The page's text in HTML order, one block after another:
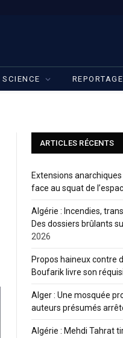
SCIENCE
ARTICLES RÉCENTS
Extensions
face au squat de
Algérie : Incendies,
Des dossiers brûlants
2026
Propos haineux contre
Boufarik livre son
Alger : Une mosquée
auteurs présumés
Algérie : Mehdi Tahrat